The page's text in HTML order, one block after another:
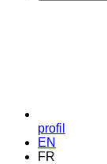
profil
EN
FR